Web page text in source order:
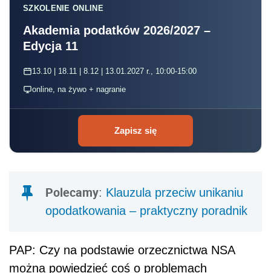
SZKOLENIE ONLINE
Akademia podatków 2026/2027 –
Edycja 11
13.10 | 18.11 | 8.12 | 13.01.2027 r., 10:00-15:00
online, na żywo + nagranie
Zapisz się
Polecamy: Klauzula przeciw unikaniu
opodatkowania – praktyczny poradnik
PAP: Czy na podstawie orzecznictwa NSA
można powiedzieć coś o problemach